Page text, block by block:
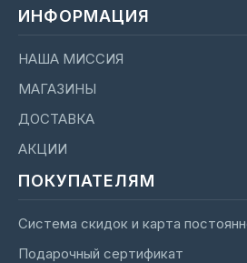
ИНФОРМАЦИЯ
НАША МИССИЯ
МАГАЗИНЫ
ДОСТАВКА
АКЦИИ
ПОКУПАТЕЛЯМ
Система скидок и карта
Подарочный сертификат